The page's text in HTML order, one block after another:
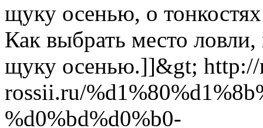
щуку осенью, о
Как выбрать место ловли,
щуку осенью.]]&gt;
rossii.ru/
%d0%bd%d0%b0-